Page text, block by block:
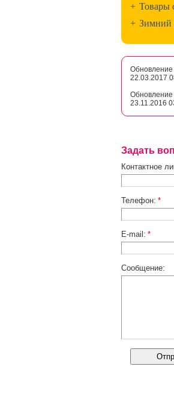
+ Товары
+ Зимний
Обновление
22.03.2017
Обновление
23.11.2016
Задать
Контактное
Телефон: *
E-mail: *
Сообщение: